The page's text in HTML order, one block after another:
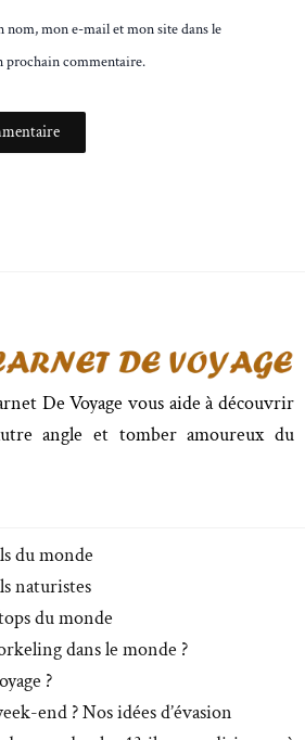
nom, mon e-mail et mon site dans le
prochain commentaire.
De Voyage vous aide à découvrir
angle et tomber amoureux du
du monde
naturistes
du monde
dans le monde ?
?
end ? Nos idées d’évasion